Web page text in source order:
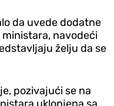
da uvede dodatne
navodeći
želju da se
pozivajući se na